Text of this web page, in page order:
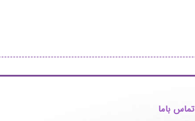
تماس باما